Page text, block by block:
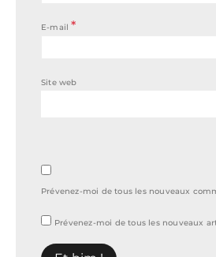
E-mail*
Site web
Prévenez-moi de tous les nouveaux
Prévenez-moi de tous les nouveaux